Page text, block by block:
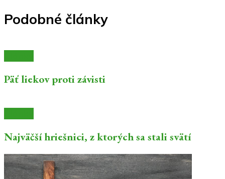
Podobné články
Päť liekov proti závisti
Najväčší hriešnici, z ktorých sa stali svätí